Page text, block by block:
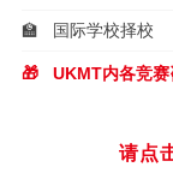
🏫 国际学校择校
🎁 UKMT内各竞
请点